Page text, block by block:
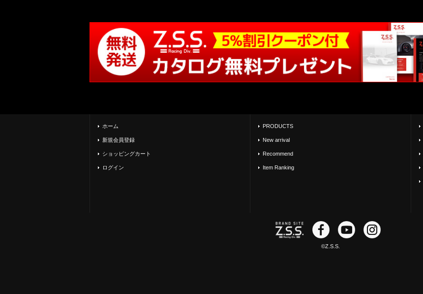
ホーム
新規会員登録
ショッピングカート
ログイン
PRODUCTS
New arrival
Recommend
Item Ranking
©Z.S.S.